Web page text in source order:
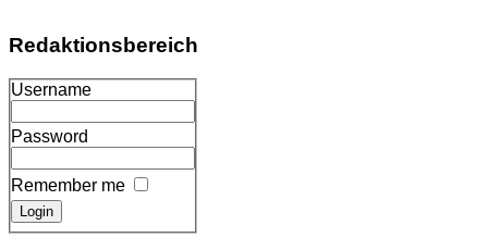
Redaktionsbereich
Username
Password
Remember me